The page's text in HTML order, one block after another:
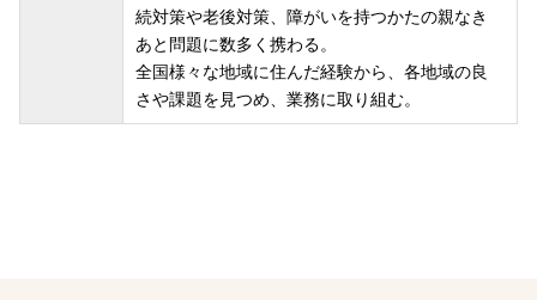
続対策や老後対策、障がいを持つかたの親なき
あと問題に数多く携わる。
全国様々な地域に住んだ経験から、各地域の良
さや課題を見つめ、業務に取り組む。